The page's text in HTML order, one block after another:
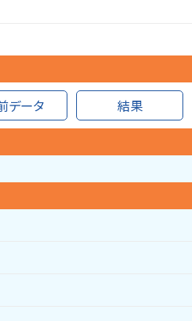
データ 結果